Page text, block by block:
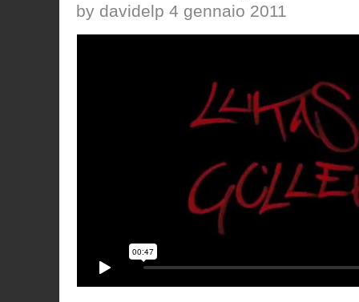
by davidelp 4 gennaio 2011